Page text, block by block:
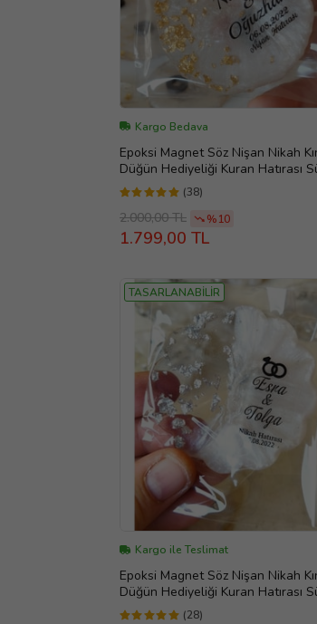
Kargo Bedava
Epoksi Magnet Söz Nişan Nikah
Düğün Hediyeliği Kuran Hatırası
Mevlüt (Altın)
(38)
2.000,00 TL %10
1.799,00 TL
TASARLANABİLİR
Kargo ile Teslimat
Epoksi Magnet Söz Nişan Nikah
Düğün Hediyeliği Kuran Hatırası
Mevlüt (Gümüş)
(28)